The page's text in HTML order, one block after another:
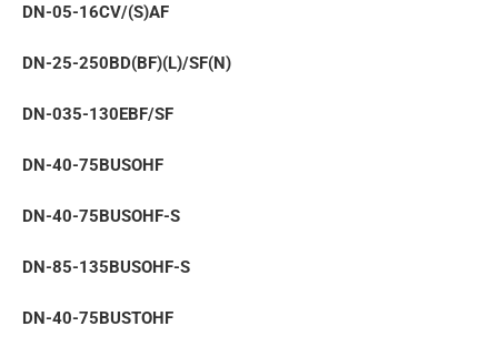
DN-05-16CV/(S)AF
DN-25-250BD(BF)(L)/SF(N)
DN-035-130EBF/SF
DN-40-75BUSOHF
DN-40-75BUSOHF-S
DN-85-135BUSOHF-S
DN-40-75BUSTOHF